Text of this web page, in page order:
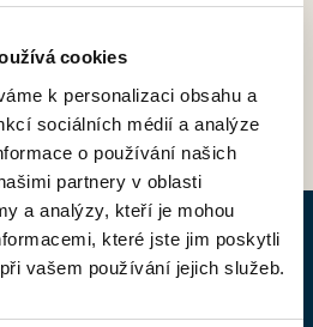
cookies
k personalizaci obsahu a
sociálních médií a analýze
o používání našich
partnery v oblasti
a analýzy, kteří je mohou
které jste jim poskytli
vašem používání jejich služeb.
ZPĚT DO CENÍKU
BYT